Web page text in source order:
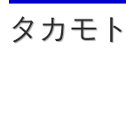
タカモ